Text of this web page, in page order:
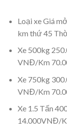
Loại xe Giá
km thứ 45
Xe 500kg
VNĐ/Km
Xe 750kg
VNĐ/Km
Xe 1.5 Tấn
14.000VNĐ/